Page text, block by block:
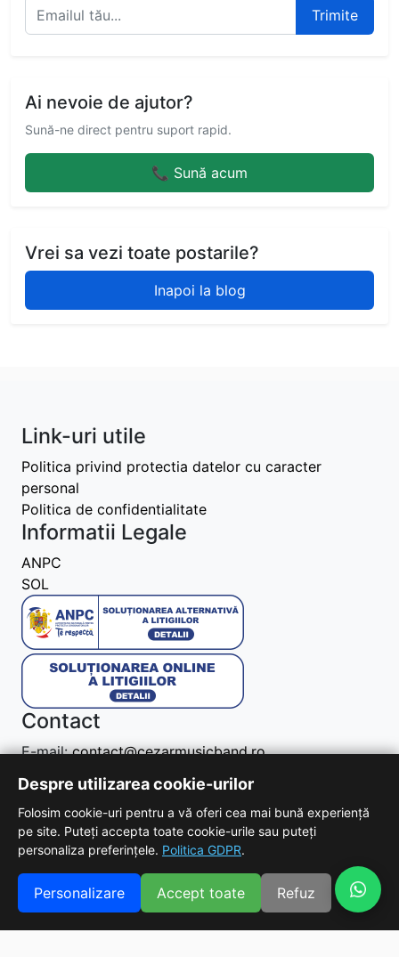
Trimite
Ai nevoie de ajutor?
Sună-ne direct pentru suport rapid.
📞 Sună acum
Vrei sa vezi toate postarile?
Inapoi la blog
Link-uri utile
Politica privind protectia datelor cu caracter
personal
Politica de confidentialitate
Informatii Legale
ANPC
SOL
Contact
E-mail:contact@cezarmusicband.ro
0722 684 654
Adresa: Bucuresti, Romania (Dar ne deplasam
oriunde cu placere pentru evenimentul tau!)
Copyright © 2026 - Toate drepturile rezervate!
Despre utilizarea cookie-urilor
Folosim cookie-uri pentru a vă oferi cea mai bună experiență
pe site. Puteți accepta toate cookie-urile sau puteți
personaliza preferințele. Politica GDPR.
Personalizare Accept toate Refuz